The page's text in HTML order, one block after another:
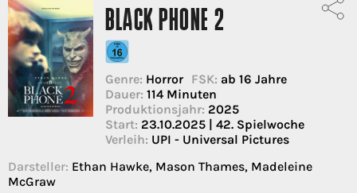
BLACK PHONE 2
Genre: Horror FSK: ab 16 Jahre
Dauer: 114 Minuten
Produktionsjahr: 2025
Start: 23.10.2025 | 42. Spielwoche
Verleih: UPI - Universal Pictures
Darsteller: Ethan Hawke, Mason Thames, Madeleine
McGraw